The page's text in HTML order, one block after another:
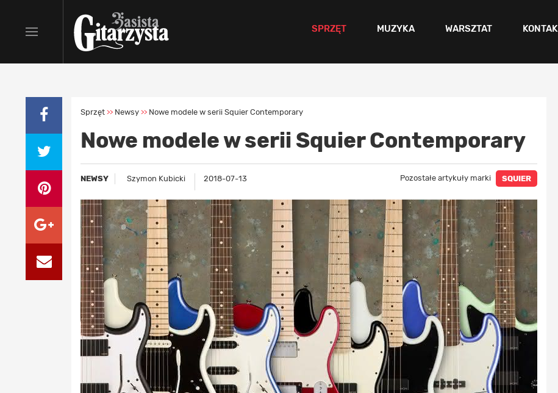
SPRZĘT MUZYKA WARSZTAT
Sprzęt >> Newsy >> Nowe modele w serii Squier Contemporary
Nowe modele w serii Squier Contemporary
NEWSY Szymon Kubicki 2018-07-13 Pozostałe artykuły marki SQUIER